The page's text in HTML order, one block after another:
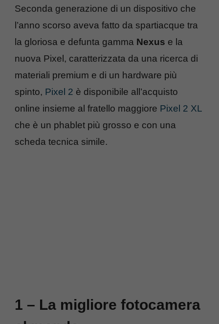
Seconda generazione di un dispositivo che
l’anno scorso aveva fatto da spartiacque tra
la gloriosa e defunta gamma Nexus e la
nuova Pixel, caratterizzata da una ricerca di
materiali premium e di un hardware più
spinto, Pixel 2 è disponibile all’acquisto
online insieme al fratello maggiore Pixel 2 XL
che è un phablet più grosso e con una
scheda tecnica simile.
1 – La migliore fotocamera